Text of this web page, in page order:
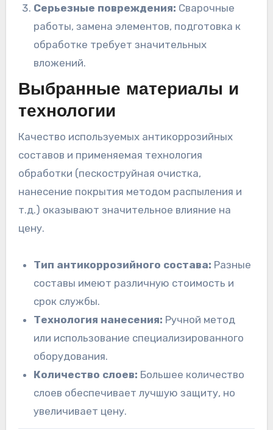
Серьезные повреждения: Сварочные
работы, замена элементов, подготовка к
обработке требует значительных
вложений.
Выбранные материалы и
технологии
Качество используемых антикоррозийных
составов и применяемая технология
обработки (пескоструйная очистка,
нанесение покрытия методом распыления и
т.д.) оказывают значительное влияние на
цену.
Тип антикоррозийного состава: Разные
составы имеют различную стоимость и
срок службы.
Технология нанесения: Ручной метод
или использование специализированного
оборудования.
Количество слоев: Большее количество
слоев обеспечивает лучшую защиту, но
увеличивает цену.